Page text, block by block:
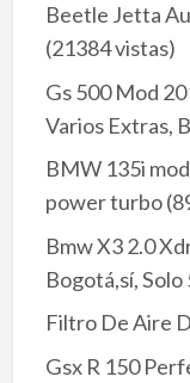
Beetle Jetta
(21384 vistas)
Gs 500 Mod
Varios Extras,
BMW 135i
power turbo
Bmw X3 2.0
Bogotá,sí, Solo
Filtro De Aire
Gsx R 150